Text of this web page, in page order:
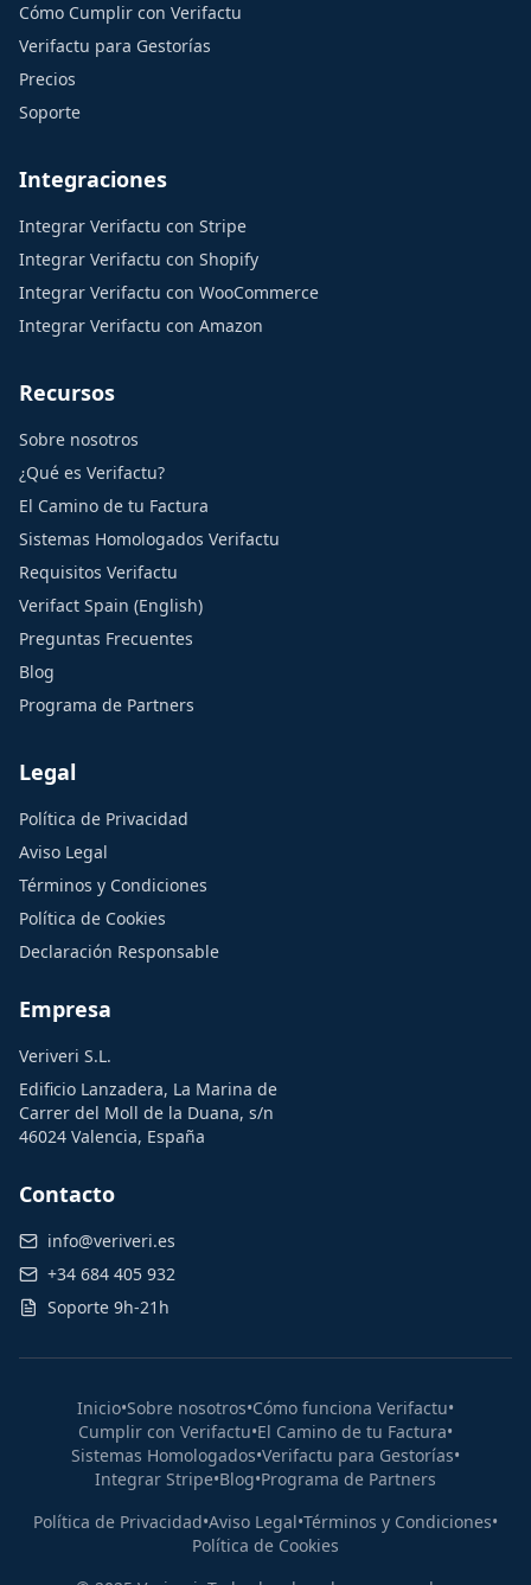
Cómo Cumplir con Verifactu
Verifactu para Gestorías
Precios
Soporte
Integraciones
Integrar Verifactu con Stripe
Integrar Verifactu con Shopify
Integrar Verifactu con WooCommerce
Integrar Verifactu con Amazon
Recursos
Sobre nosotros
¿Qué es Verifactu?
El Camino de tu Factura
Sistemas Homologados Verifactu
Requisitos Verifactu
Verifact Spain (English)
Preguntas Frecuentes
Blog
Programa de Partners
Legal
Política de Privacidad
Aviso Legal
Términos y Condiciones
Política de Cookies
Declaración Responsable
Empresa
Veriveri S.L.
Edificio Lanzadera, La Marina de
Carrer del Moll de la Duana, s/n
46024 Valencia, España
Contacto
info@veriveri.es
+34 684 405 932
Soporte 9h-21h
Inicio•Sobre nosotros•Cómo funciona Verifactu•
Cumplir con Verifactu•El Camino de tu Factura•
Sistemas Homologados•Verifactu para Gestorías•
Integrar Stripe•Blog•Programa de Partners
Política de Privacidad•Aviso Legal•Términos y Condiciones•
Política de Cookies